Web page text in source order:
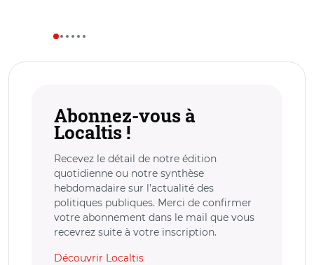
Abonnez-vous à
Localtis !
Recevez le détail de notre édition
quotidienne ou notre synthèse
hebdomadaire sur l’actualité des
politiques publiques. Merci de confirmer
votre abonnement dans le mail que vous
recevrez suite à votre inscription.
Découvrir Localtis